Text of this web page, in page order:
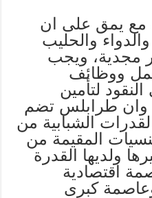
مع يمق على ان
والحليب
مجدية، ويجب
ووظائف
لتأمين
وان طرابلس تضم
الشبابية من
المقيمة من
ولديها القدرة
اقتصادية
وعاصمة كبرى